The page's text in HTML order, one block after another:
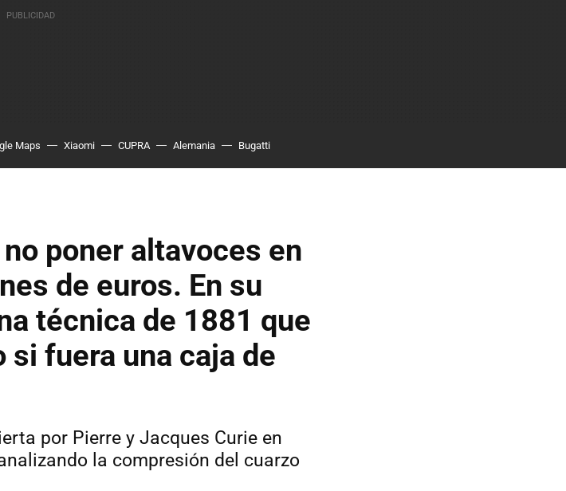
Maps Xiaomi CUPRA Alemania Bugatti
poner altavoces en
de euros. En su
técnica de 1881 que
fuera una caja de
por Pierre y Jacques Curie en
la compresión del cuarzo